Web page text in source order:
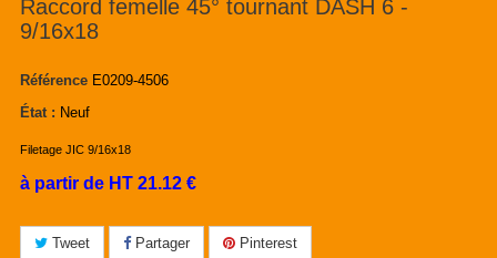
Raccord femelle 45° tournant DASH 6 -
9/16x18
Référence E0209-4506
État : Neuf
Filetage JIC 9/16x18
à partir de HT 21.12 €
Tweet Partager Pinterest